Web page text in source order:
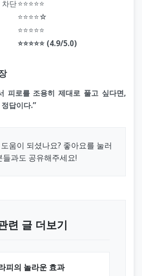
차단⭐⭐⭐⭐⭐
⭐⭐⭐⭐☆
⭐⭐⭐⭐⭐
⭐⭐⭐⭐⭐ (4.9/5.0)
피로를 조용히 제대로 풀고 싶다면,
답이다.”
움이 되셨나요? 좋아요를 눌러
과도 공유해주세요!
련 글 더보기
피의 놀라운 효과